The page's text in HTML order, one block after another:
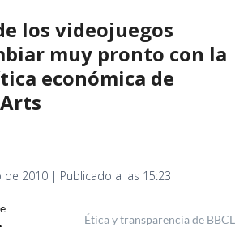
los videojuegos
muy pronto con la
económica de
de 2010 | Publicado a las 15:23
Ética y transparencia de BBCL